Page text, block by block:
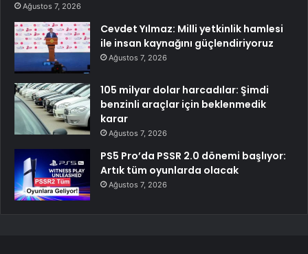
Ağustos 7, 2026
Cevdet Yılmaz: Milli yetkinlik hamlesi
ile insan kaynağını güçlendiriyoruz
Ağustos 7, 2026
105 milyar dolar harcadılar: Şimdi
benzinli araçlar için beklenmedik
karar
Ağustos 7, 2026
PS5 Pro’da PSSR 2.0 dönemi başlıyor:
Artık tüm oyunlarda olacak
Ağustos 7, 2026